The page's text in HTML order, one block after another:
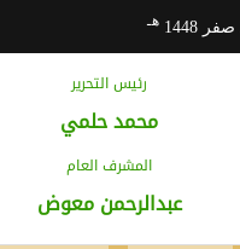
هـ
رئيس التحرير
محمد حلمي
المشرف العام
عبدالرحمن معوض